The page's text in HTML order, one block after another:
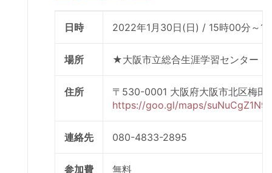
日時 2022年1月30日(日) / 15時00分～
場所 ★大阪市立総合生涯学習センター
住所
〒530-0001 大阪府大阪市北区梅
https://goo.gl/maps/
連絡先 080-4833-2895
参加費 無料